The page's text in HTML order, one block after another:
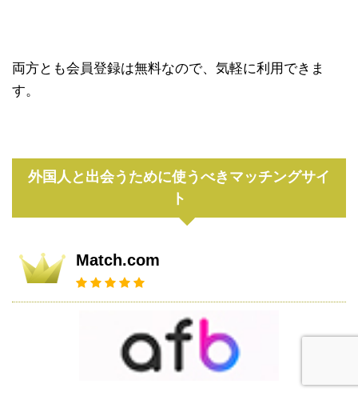
両方とも会員登録は無料なので、気軽に利用できま
す。
外国人と出会うために使うべきマッチングサイ
ト
Match.com